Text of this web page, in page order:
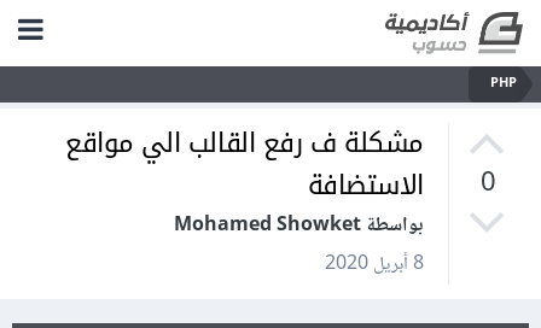
PHP
0
مشكلة ف رفع القالب الي مواقع
الاستضافة
بواسطة Mohamed Showket
8 أبريل 2020